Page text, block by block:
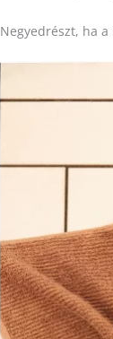
Negyedrészt, ha